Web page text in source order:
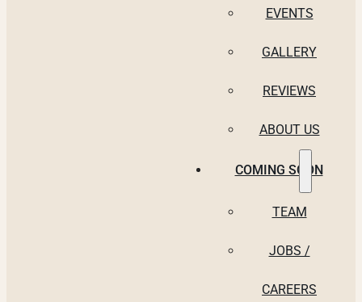
EVENTS
GALLERY
REVIEWS
ABOUT US
COMING SOON
TEAM
JOBS /
CAREERS